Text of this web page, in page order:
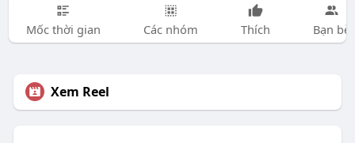
Mốc thời gian Các nhóm Thích Bạn bè
Xem Reel